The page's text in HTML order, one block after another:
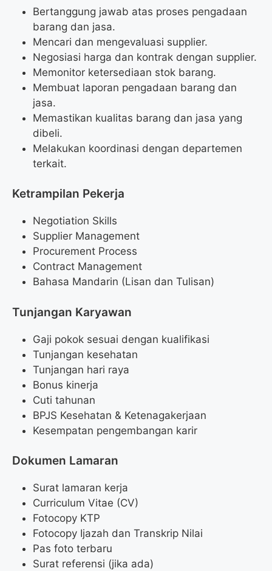
Bertanggung jawab atas proses pengadaan
barang dan jasa.
Mencari dan mengevaluasi supplier.
Negosiasi harga dan kontrak dengan supplier.
Memonitor ketersediaan stok barang.
Membuat laporan pengadaan barang dan
jasa.
Memastikan kualitas barang dan jasa yang
dibeli.
Melakukan koordinasi dengan departemen
terkait.
Ketrampilan Pekerja
Negotiation Skills
Supplier Management
Procurement Process
Contract Management
Bahasa Mandarin (Lisan dan Tulisan)
Tunjangan Karyawan
Gaji pokok sesuai dengan kualifikasi
Tunjangan kesehatan
Tunjangan hari raya
Bonus kinerja
Cuti tahunan
BPJS Kesehatan & Ketenagakerjaan
Kesempatan pengembangan karir
Dokumen Lamaran
Surat lamaran kerja
Curriculum Vitae (CV)
Fotocopy KTP
Fotocopy Ijazah dan Transkrip Nilai
Pas foto terbaru
Surat referensi (jika ada)